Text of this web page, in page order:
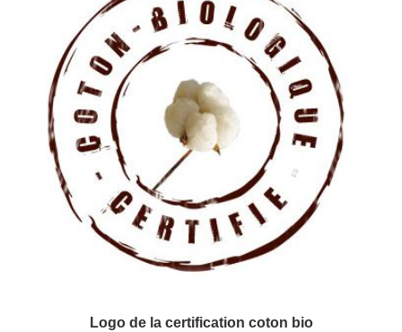
Logo de la certification coton bio